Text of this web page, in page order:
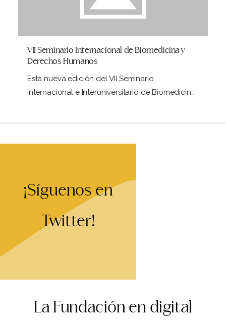
VII Seminario Internacional de Biomedicina y
Derechos Humanos
Esta nueva edición del VII Seminario
Internacional e Interuniversitario de Biomedicina
¡Síguenos en
Twitter!
La Fundación en digital